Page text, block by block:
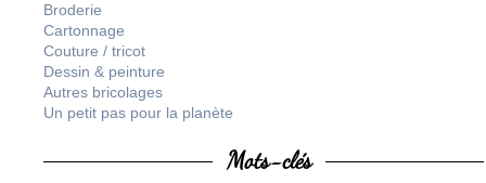
Broderie
Cartonnage
Couture / tricot
Dessin & peinture
Autres bricolages
Un petit pas pour la planète
Mots-clés